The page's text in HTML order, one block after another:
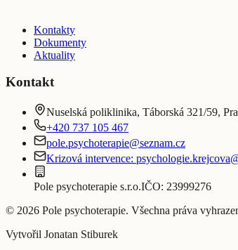
Kontakty
Dokumenty
Aktuality
Kontakt
Nuselská poliklinika, Táborská 321/59,
+420 737 105 467
pole.psychoterapie@seznam.cz
Krizová intervence:
Pole psychoterapie s.r.o.IČO: 23999276
© 2026 Pole psychoterapie. Všechna práva
Vytvořil Jonatan Stiburek